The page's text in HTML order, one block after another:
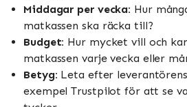
Middagar per vecka: Hur
matkassen ska räcka till?
Budget: Hur mycket vill och
matkassen varje vecka eller
Betyg: Leta efter
exempel Trustpilot för att se